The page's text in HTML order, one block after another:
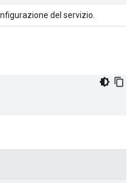
del servizio.